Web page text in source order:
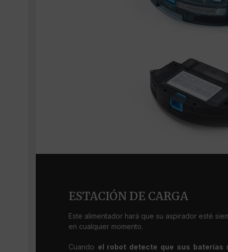
ESTACIÓN DE CARGA
Este alimentador hará que su aspirador esté
en cualquier momento.
Cuando el robot detecte que sus baterías